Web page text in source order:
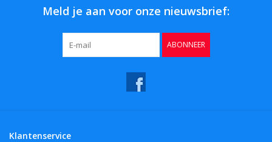
Meld je aan voor onze nieuwsbrief:
ABONNEER
Klantenservice